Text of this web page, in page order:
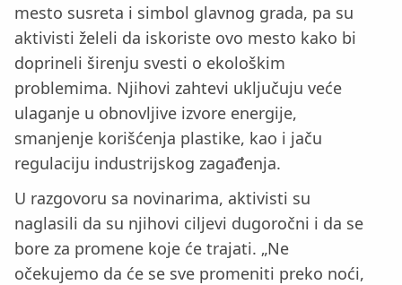
mesto susreta i simbol glavnog grada, pa su
aktivisti želeli da iskoriste ovo mesto kako bi
doprineli širenju svesti o ekološkim
problemima. Njihovi zahtevi uključuju veće
ulaganje u obnovljive izvore energije,
smanjenje korišćenja plastike, kao i jaču
regulaciju industrijskog zagađenja.
U razgovoru sa novinarima, aktivisti su
naglasili da su njihovi ciljevi dugoročni i da se
bore za promene koje će trajati. „Ne
očekujemo da će se sve promeniti preko noći,